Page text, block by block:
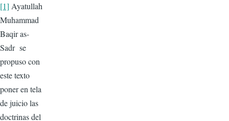
[1] Ayatullah
Muhammad
Baqir as-
Sadr se
propuso con
este texto
poner en tela
de juicio las
doctrinas del